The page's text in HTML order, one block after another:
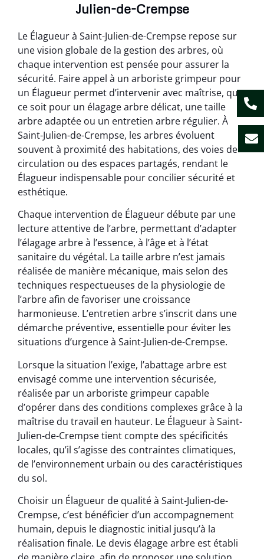
Julien-de-Crempse
Le Élagueur à Saint-Julien-de-Crempse repose sur
une vision globale de la gestion des arbres, où
chaque intervention est pensée pour assurer la
sécurité. Faire appel à un arboriste grimpeur pour
un Élagueur permet d’intervenir avec maîtrise, que
ce soit pour un élagage arbre délicat, une taille
arbre adaptée ou un entretien arbre régulier. À
Saint-Julien-de-Crempse, les arbres évoluent
souvent à proximité des habitations, des voies de
circulation ou des espaces partagés, rendant le
Élagueur indispensable pour concilier sécurité et
esthétique.
Chaque intervention de Élagueur débute par une
lecture attentive de l’arbre, permettant d’adapter
l’élagage arbre à l’essence, à l’âge et à l’état
sanitaire du végétal. La taille arbre n’est jamais
réalisée de manière mécanique, mais selon des
techniques respectueuses de la physiologie de
l’arbre afin de favoriser une croissance
harmonieuse. L’entretien arbre s’inscrit dans une
démarche préventive, essentielle pour éviter les
situations d’urgence à Saint-Julien-de-Crempse.
Lorsque la situation l’exige, l’abattage arbre est
envisagé comme une intervention sécurisée,
réalisée par un arboriste grimpeur capable
d’opérer dans des conditions complexes grâce à la
maîtrise du travail en hauteur. Le Élagueur à Saint-
Julien-de-Crempse tient compte des spécificités
locales, qu’il s’agisse des contraintes climatiques,
de l’environnement urbain ou des caractéristiques
du sol.
Choisir un Élagueur de qualité à Saint-Julien-de-
Crempse, c’est bénéficier d’un accompagnement
humain, depuis le diagnostic initial jusqu’à la
réalisation finale. Le devis élagage arbre est établi